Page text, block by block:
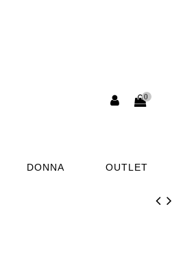
0
DONNA OUTLET